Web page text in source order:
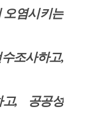
오염시키는
조사하고,
,
공공성